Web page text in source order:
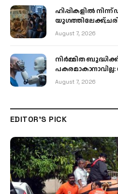
ഹിപ്പികളില്‍ നിന്ന്
August 7, 2026
നിർമ്മിത
August 7, 2026
EDITOR'S PICK